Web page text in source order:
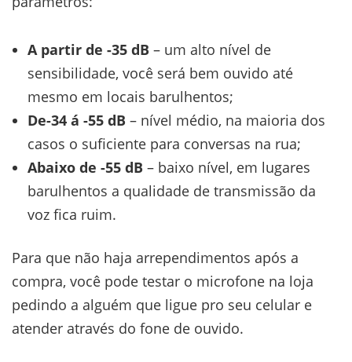
A partir de -35 dB – um alto nível de
sensibilidade, você será bem ouvido até
mesmo em locais barulhentos;
De-34 á -55 dB – nível médio, na maioria dos
casos o suficiente para conversas na rua;
Abaixo de -55 dB – baixo nível, em lugares
barulhentos a qualidade de transmissão da
voz fica ruim.
Para que não haja arrependimentos após a
compra, você pode testar o microfone na loja
pedindo a alguém que ligue pro seu celular e
atender através do fone de ouvido.